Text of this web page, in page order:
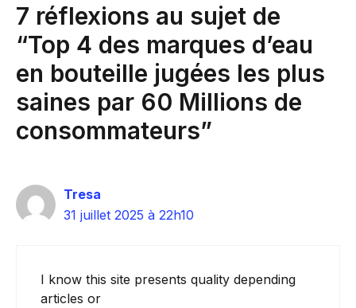
7 réflexions au sujet de
“Top 4 des marques d’eau
en bouteille jugées les plus
saines par 60 Millions de
consommateurs”
Tresa
31 juillet 2025 à 22h10
I know this site presents quality depending
articles or